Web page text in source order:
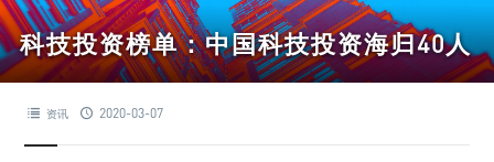
科技投资榜单：中国科技投资海归40人
资讯 2020-03-07